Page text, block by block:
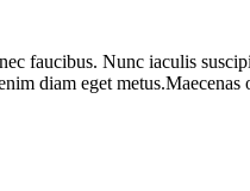
faucibus. Nunc iaculis
diam eget metus.Maecenas